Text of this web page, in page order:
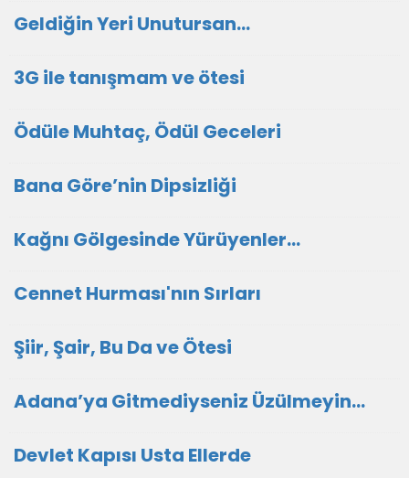
Geldiğin Yeri Unutursan…
3G ile tanışmam ve ötesi
Ödüle Muhtaç, Ödül Geceleri
Bana Göre’nin Dipsizliği
Kağnı Gölgesinde Yürüyenler…
Cennet Hurması'nın Sırları
Şiir, Şair, Bu Da ve Ötesi
Adana’ya Gitmediyseniz Üzülmeyin…
Devlet Kapısı Usta Ellerde